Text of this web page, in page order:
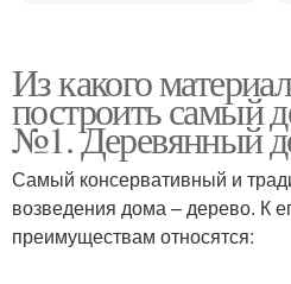
Дом от а
Из какого
построить самый
№1. Деревянный
Самый консервативный и
возведения дома – дерево. К
преимуществам относятся: